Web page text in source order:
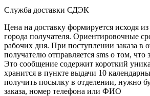
Служба доставки СДЭК
Цена на доставку формируется исходя
города получателя. Ориентировочные
рабочих дня. При поступлении заказа в
получателю отправляется sms о том, что
Это сообщение содержит короткий
хранится в пункте выдачи 10
получить посылку в отделении, нужно
заказа, номер телефона или ФИО